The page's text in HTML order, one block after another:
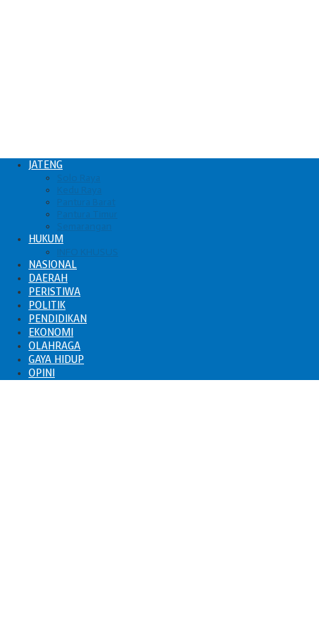
JATENG
Solo Raya
Kedu Raya
Pantura Barat
Pantura Timur
Semarangan
HUKUM
INFO KHUSUS
NASIONAL
DAERAH
PERISTIWA
POLITIK
PENDIDIKAN
EKONOMI
OLAHRAGA
GAYA HIDUP
OPINI